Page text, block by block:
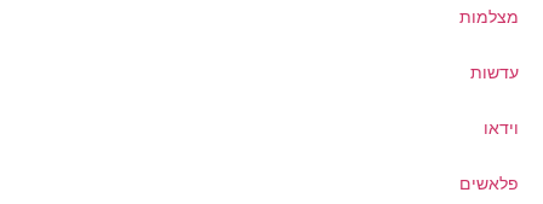
מצלמות
עדשות
וידאו
פלאשים